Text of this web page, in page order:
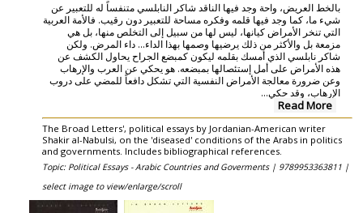
بالخط العريض، واحة وجد فيها الناقد شاكر النابلسي متنفساً له للتعبير عن
شيء ما، كما وجد فيها قلمه وفكره مساحة للتعبير دون رقيب. فالأمة العربية
التي تنخر الأمراض كيانها، ليس لها من سبيل إلى التخلص منها، بل هي
مزمعة بل والأكثر من ذلك يرضيها وصمها بهذا الداء... داء المرض. ولكن
شاكر نابلسي الذي أمسك بقلمه ليكون كمبضع الجراح يحاول الكشف عن
هذه الأمراض على أمل إستئصالها بمبضعه. هو يحكي عن العرب والإرهاب
وعن ضرورة معالجة الأمراض النفسية التي تشكل دافعاً للمضي على دروب
الإرهاب، وقد حكي...
Read More
The Broad Letters', political essays by Jordanian-American writer
Shakir al-Nabulsi, on the 'diseased' conditions of the Arabs in politics
and governments. Includes bibliographical references.
Topic: Political Essays - Arabic Countries and Goverments | 9789953363811 |
select image to view/enlarge/scroll